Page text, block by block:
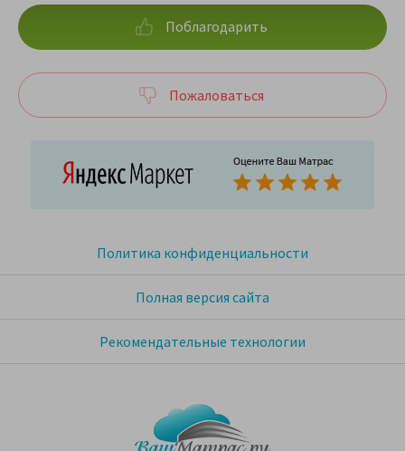
Политика конфиденциальности
Полная версия сайта
Рекомендательные технологии
Поблагодарить
Пожаловаться